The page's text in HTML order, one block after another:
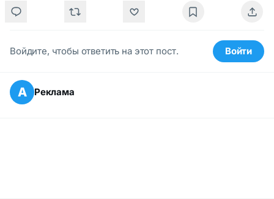
Войдите, чтобы ответить на этот пост. Войти
А Реклама